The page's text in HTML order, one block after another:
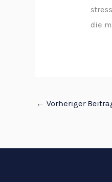
die
← Vorheriger